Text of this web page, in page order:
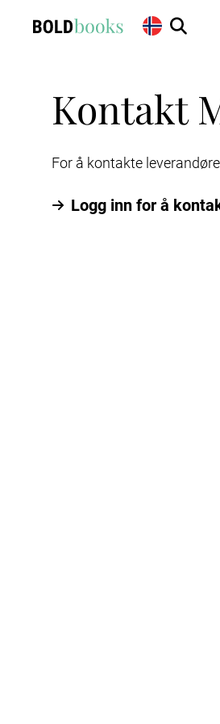
Kontakt
For å kontakte
Logg inn for å